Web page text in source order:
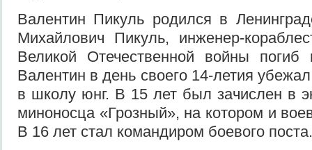
Валентин Пикуль родился в
Михайлович Пикуль, инженер-
Великой Отечественной войны погиб
Валентин в день своего 14-летия
в школу юнг. В 15 лет был зачислен в
миноносца «Грозный», на котором и
В 16 лет стал командиром боевого поста.